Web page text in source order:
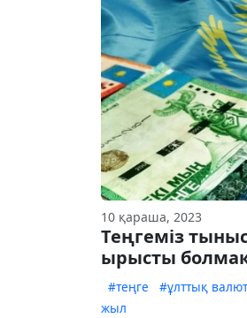
10 қараша, 2023
Теңгеміз
ырысты
#теңге #ұлттық
жыл